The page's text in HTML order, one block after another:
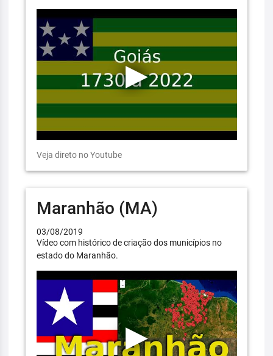
Veja direto no Youtube
Maranhão (MA)
03/08/2019
Vídeo com histórico de criação dos municípios no
estado do Maranhão.